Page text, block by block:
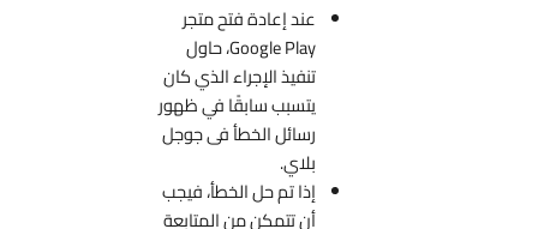
عند إعادة فتح متجر
Google Play، حاول
تنفيذ الإجراء الذي كان
يتسبب سابقًا في ظهور
رسائل الخطأ فى جوجل
إذا تم حل الخطأ، فيجب
أن تتمكن من المتابعة